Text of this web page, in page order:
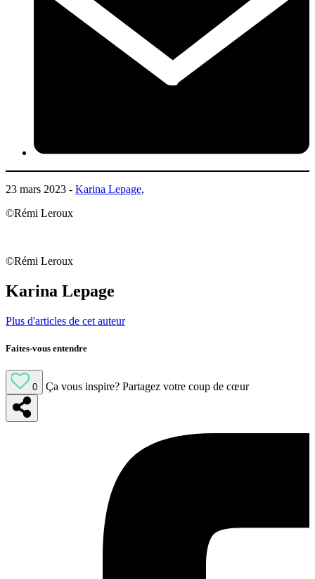
23 mars 2023 - Karina Lepage,
©Rémi Leroux
©Rémi Leroux
Karina Lepage
Plus d'articles de cet auteur
Faites-vous entendre
0 Ça vous inspire? Partagez votre coup de cœur